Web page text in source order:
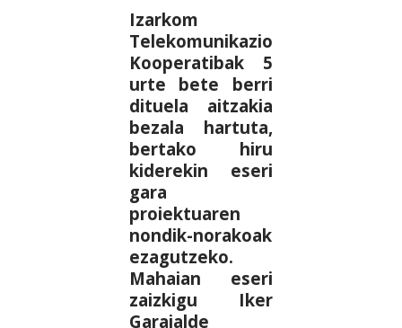
Izarkom
Telekomunikazio
Kooperatibak 5
urte bete berri
dituela aitzakia
bezala hartuta,
bertako hiru
kiderekin eseri
gara
proiektuaren
nondik-norakoak
ezagutzeko.
Mahaian eseri
zaizkigu Iker
Garaialde